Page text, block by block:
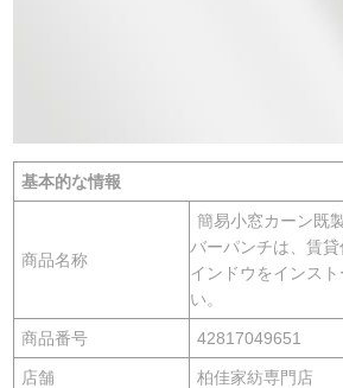
基本的な情報
商品名称
簡易小窓カーン既
バーパンチは、賃
インドウをインス
い。
商品番号 42817049651
店舗 柏佳家紡専門店